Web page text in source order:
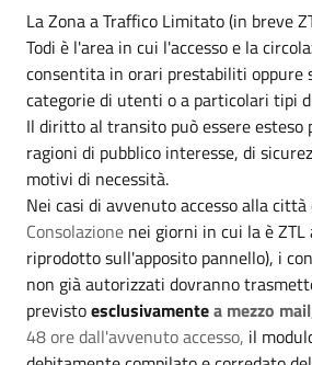
La Zona a Traffico Limitato (in breve
Todi è l'area in cui l'accesso e la
consentita in orari prestabiliti oppure
categorie di utenti o a particolari tipi
Il diritto al transito può essere esteso
ragioni di pubblico interesse, di
motivi di necessità.
Nei casi di avvenuto accesso alla città
Consolazione nei giorni in cui la è
riprodotto sull'apposito pannello), i
non già autorizzati dovranno
previstoesclusivamentea mezzo mail
48 ore dall'avvenuto accesso, il